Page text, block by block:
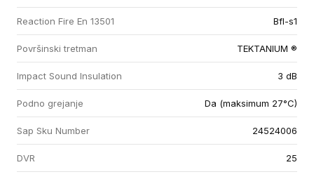
Reaction Fire En 13501 Bfl-s1
Površinski tretman TEKTANIUM ®
Impact Sound Insulation 3 dB
Podno grejanje Da (maksimum 27°C)
Sap Sku Number 24524006
DVR 25